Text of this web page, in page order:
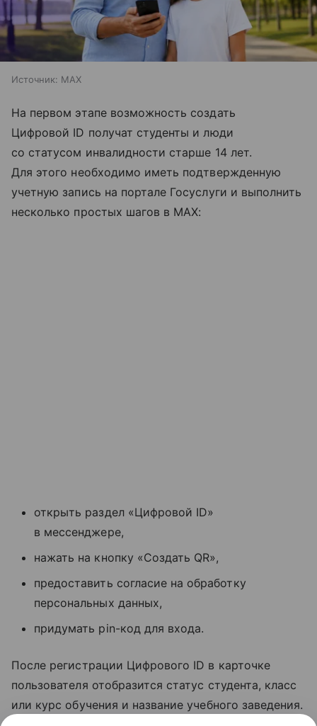
Источник: MAX
На первом этапе возможность создать
Цифровой ID получат студенты и люди
со статусом инвалидности старше 14 лет.
Для этого необходимо иметь подтвержденную
учетную запись на портале Госуслуги и выполнить
несколько простых шагов в MAX:
открыть раздел «Цифровой ID»
в мессенджере,
нажать на кнопку «Создать QR»,
предоставить согласие на обработку
персональных данных,
придумать pin-код для входа.
После регистрации Цифрового ID в карточке
пользователя отобразится статус студента, класс
или курс обучения и название учебного заведения.